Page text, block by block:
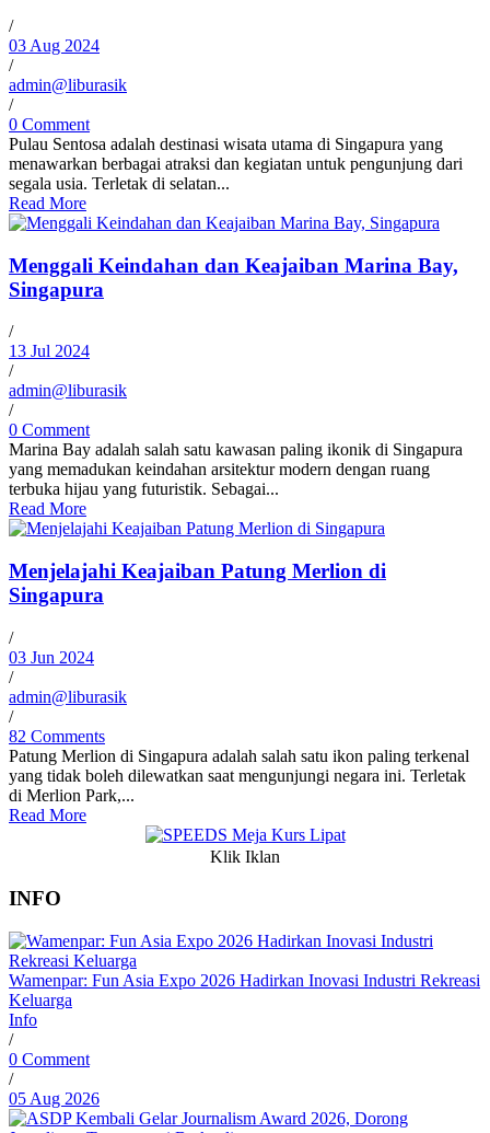
/
03 Aug 2024
/
admin@liburasik
/
0 Comment
Pulau Sentosa adalah destinasi wisata utama di Singapura yang
menawarkan berbagai atraksi dan kegiatan untuk pengunjung dari
segala usia. Terletak di selatan...
Read More
Menggali Keindahan dan Keajaiban Marina Bay,
Singapura
/
13 Jul 2024
/
admin@liburasik
/
0 Comment
Marina Bay adalah salah satu kawasan paling ikonik di Singapura
yang memadukan keindahan arsitektur modern dengan ruang
terbuka hijau yang futuristik. Sebagai...
Read More
Menjelajahi Keajaiban Patung Merlion di
Singapura
/
03 Jun 2024
/
admin@liburasik
/
82 Comments
Patung Merlion di Singapura adalah salah satu ikon paling terkenal
yang tidak boleh dilewatkan saat mengunjungi negara ini. Terletak
di Merlion Park,...
Read More
Klik Iklan
INFO
Wamenpar: Fun Asia Expo 2026 Hadirkan Inovasi Industri Rekreasi
Keluarga
Info
/
0 Comment
/
05 Aug 2026